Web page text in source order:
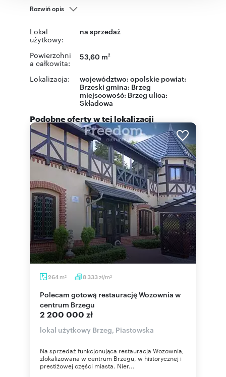
Rozwiń opis
Lokal
użytkowy:
na sprzedaż
Powierzchni
a całkowita:
53,60 m2
Lokalizacja: województwo: opolskie powiat:
Brzeski gmina: Brzeg
miejscowość: Brzegulica:
Składowa
Podobne oferty w tej lokalizacji
264 m2 8 333zł/m2
Polecam gotową restaurację Wozownia w
centrum Brzegu
2 200 000 zł
lokal użytkowy Brzeg, Piastowska
Na sprzedaż funkcjonująca restauracja Wozownia,
zlokalizowana w centrum Brzegu, w historycznej i
prestiżowej części miasta. Nier...